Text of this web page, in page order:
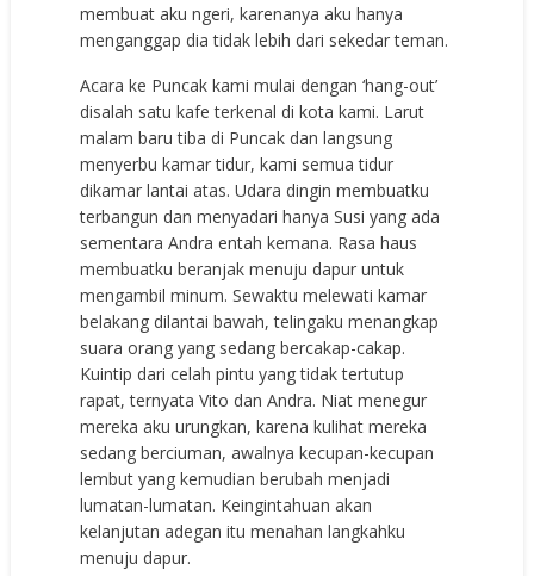
membuat aku ngeri, karenanya aku hanya
menganggap dia tidak lebih dari sekedar teman.
Acara ke Puncak kami mulai dengan ‘hang-out’
disalah satu kafe terkenal di kota kami. Larut
malam baru tiba di Puncak dan langsung
menyerbu kamar tidur, kami semua tidur
dikamar lantai atas. Udara dingin membuatku
terbangun dan menyadari hanya Susi yang ada
sementara Andra entah kemana. Rasa haus
membuatku beranjak menuju dapur untuk
mengambil minum. Sewaktu melewati kamar
belakang dilantai bawah, telingaku menangkap
suara orang yang sedang bercakap-cakap.
Kuintip dari celah pintu yang tidak tertutup
rapat, ternyata Vito dan Andra. Niat menegur
mereka aku urungkan, karena kulihat mereka
sedang berciuman, awalnya kecupan-kecupan
lembut yang kemudian berubah menjadi
lumatan-lumatan. Keingintahuan akan
kelanjutan adegan itu menahan langkahku
menuju dapur.